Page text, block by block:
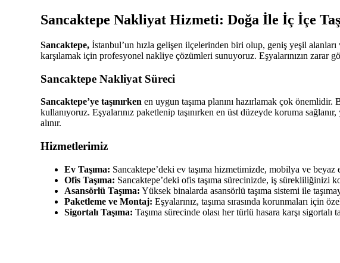
Sancaktepe Nakliyat Hizmeti: Doğa İle İç İçe
Sancaktepe, İstanbul’un hızla gelişen ilçelerinden biri olup, geniş yeşil
karşılamak için profesyonel nakliye çözümleri sunuyoruz. Eşyalarınızın zarar
Sancaktepe Nakliyat Süreci
Sancaktepe’ye taşınırken en uygun taşıma planını hazırlamak çok
kullanıyoruz. Eşyalarınız paketlenip taşınırken en üst düzeyde koruma
alınır.
Hizmetlerimiz
Ev Taşıma: Sancaktepe’deki ev taşıma hizmetimizde, mobilya ve beyaz
Ofis Taşıma: Sancaktepe’deki ofis taşıma sürecinizde, iş sürekliliğinizi
Asansörlü Taşıma: Yüksek binalarda asansörlü taşıma sistemi ile
Paketleme ve Montaj: Eşyalarınız, taşıma sırasında korunmaları için
Sigortalı Taşıma: Taşıma sürecinde olası her türlü hasara karşı